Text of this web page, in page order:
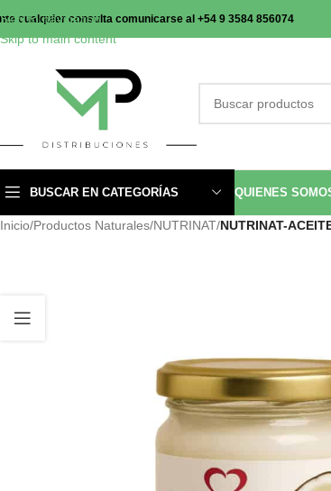
Skip to navigation
Skip to main content
cualquier consulta comunicarse al +54 9 3584 856074
BUSCAR EN CATEGORÍAS QUIENES
Inicio/Productos Naturales/NUTRINAT/NUTRINAT-